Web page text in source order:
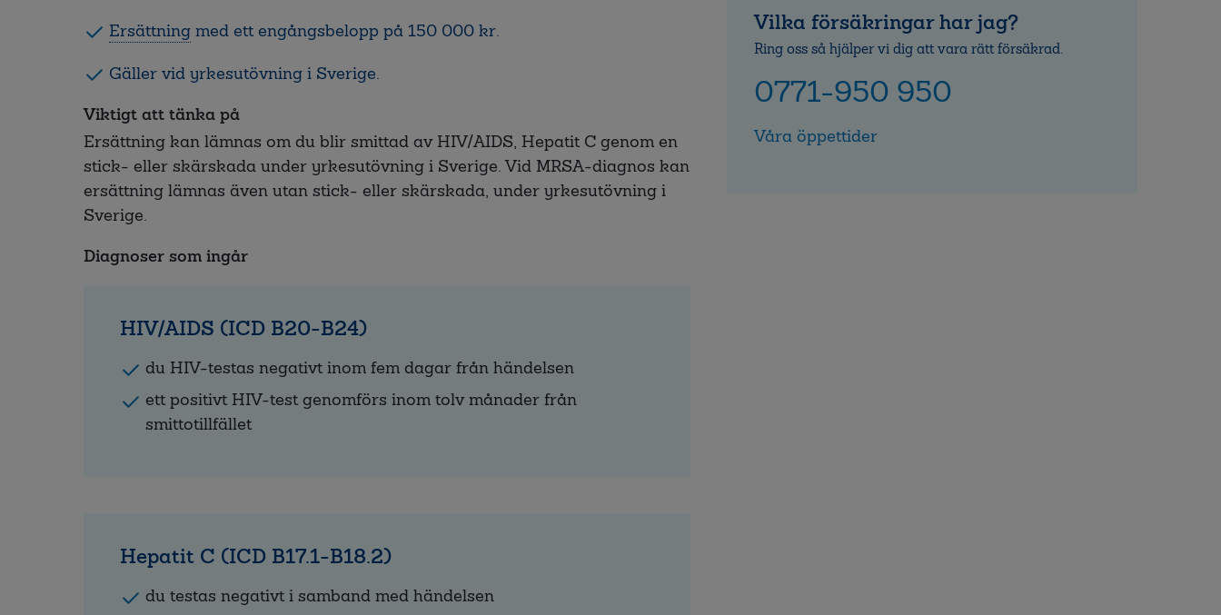
Ersättning med ett engångsbelopp på 150 000 kr.
Gäller vid yrkesutövning i Sverige.
Viktigt att tänka på
Ersättning kan lämnas om du blir smittad av HIV/AIDS, Hepatit C genom en
stick- eller skärskada under yrkesutövning i Sverige. Vid MRSA-diagnos kan
ersättning lämnas även utan stick- eller skärskada, under yrkesutövning i
Sverige.
Diagnoser som ingår
HIV/AIDS (ICD B20-B24)
du HIV-testas negativt inom fem dagar från händelsen
ett positivt HIV-test genomförs inom tolv månader från
smittotillfället
Hepatit C (ICD B17.1-B18.2)
du testas negativt i samband med händelsen
Vilka försäkringar har jag?
Ring oss så hjälper vi dig att vara rätt försäkrad.
0771-950 950
Våra öppettider